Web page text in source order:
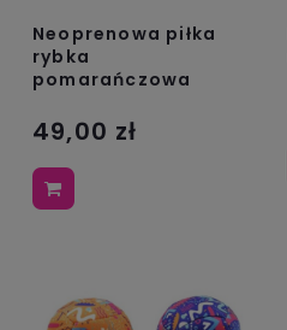
Neoprenowa piłka
rybka
pomarańczowa
49,00 zł